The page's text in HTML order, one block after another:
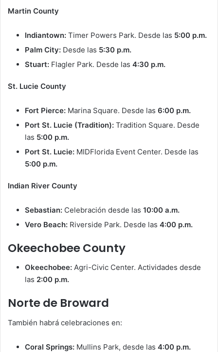
Martin County
Indiantown: Timer Powers Park. Desde las 5:00 p.m.
Palm City: Desde las 5:30 p.m.
Stuart: Flagler Park. Desde las 4:30 p.m.
St. Lucie County
Fort Pierce: Marina Square. Desde las 6:00 p.m.
Port St. Lucie (Tradition): Tradition Square. Desde
las 5:00 p.m.
Port St. Lucie: MIDFlorida Event Center. Desde las
5:00 p.m.
Indian River County
Sebastian: Celebración desde las 10:00 a.m.
Vero Beach: Riverside Park. Desde las 4:00 p.m.
Okeechobee County
Okeechobee: Agri-Civic Center. Actividades desde
las 2:00 p.m.
Norte de Broward
También habrá celebraciones en:
Coral Springs: Mullins Park, desde las 4:00 p.m.